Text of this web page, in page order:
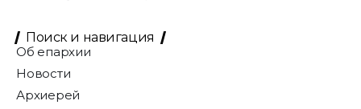
Поиск и навигация
Об епархии
Новости
Архиерей